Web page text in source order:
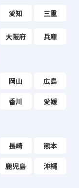
愛知 三重
大阪府 兵庫
岡山 広島
香川 愛媛
長崎 熊本
鹿児島 沖縄